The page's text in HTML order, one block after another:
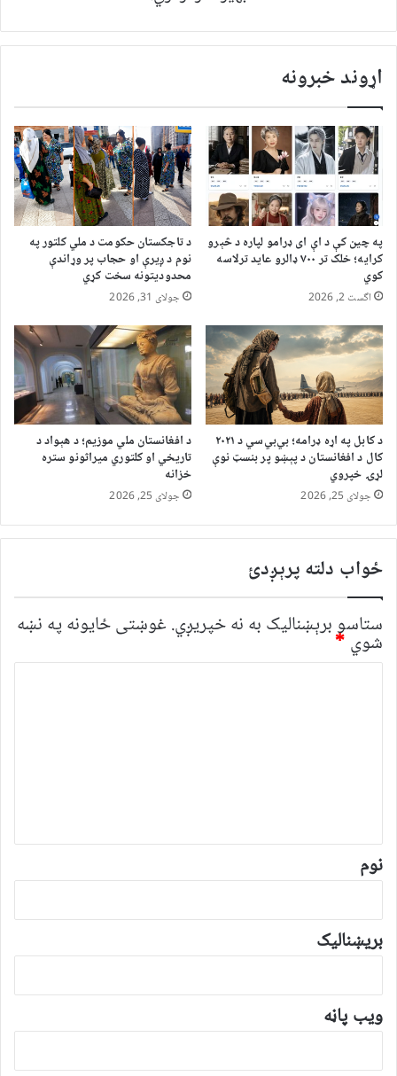
اړوند خبرونه
په چین کې د اې ای ډرامو لپاره د څېرو
کرایه؛ خلک تر ۷۰۰ ډالرو عاید ترلاسه
کوي
اگست 2, 2026
د تاجکستان حکومت د ملي کلتور په
نوم د ږیرې او حجاب پر وړاندې
محدودیتونه سخت کړي
جولای 31, 2026
د کابل په اړه ډرامه؛ بي‌بي‌سي د ۲۰۲۱
کال د افغانستان د پېښو پر بنسټ نوې
لړۍ خپروي
جولای 25, 2026
د افغانستان ملي موزیم؛ د هېواد د
تاریخي او کلتوري میراثونو ستره
خزانه
جولای 25, 2026
ځواب دلته پرېږدئ
ستاسو برېښناليک به نه خپريږي. غوښتى ځایونه په نښه
شوي *
*
نوم
بریښنالیک
ویب پاڼه